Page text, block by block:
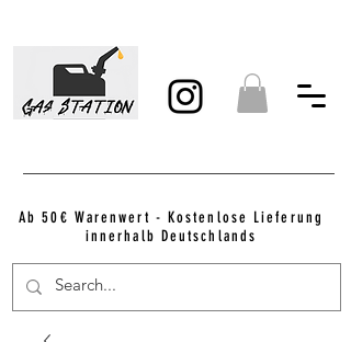
Ab 50€ Warenwert - Kostenlose Lieferung
innerhalb Deutschlands